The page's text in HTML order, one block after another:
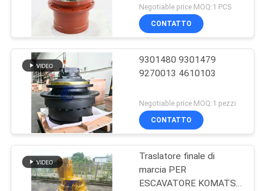
Negotiable price MOQ:1 PCS
CONTATTO
9301480 9301479
9270013 4610103
Negotiable price MOQ:1 pezzi
CONTATTO
Traslatore finale di
marcia PER
ESCAVATORE KOMATSU